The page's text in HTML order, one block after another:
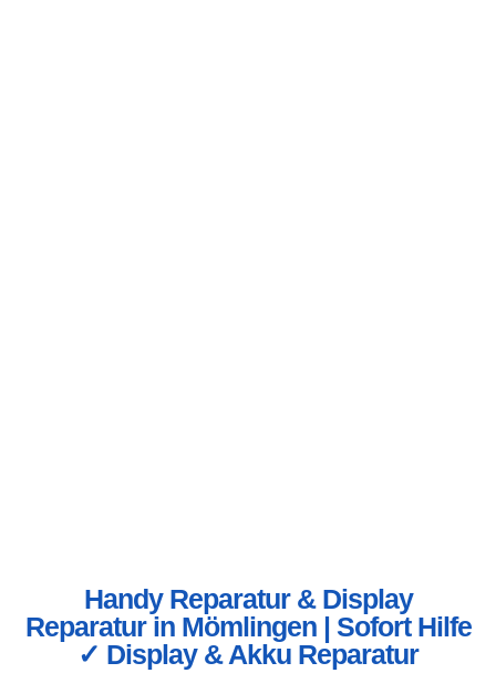
Handy Reparatur & Display
Reparatur in Mömlingen | Sofort Hilfe
✓ Display & Akku Reparatur